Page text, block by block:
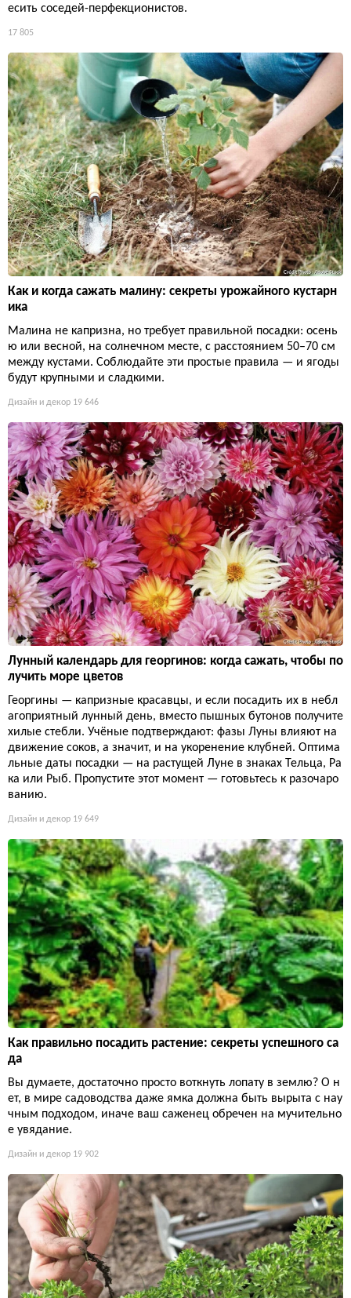
есить соседей-перфекционистов.
17 805
Как и когда сажать малину: секреты урожайного кустарн
ика
Малина не капризна, но требует правильной посадки: осень
ю или весной, на солнечном месте, с расстоянием 50–70 см
между кустами. Соблюдайте эти простые правила — и ягоды
будут крупными и сладкими.
Дизайн и декор 19 646
Лунный календарь для георгинов: когда сажать, чтобы по
лучить море цветов
Георгины — капризные красавцы, и если посадить их в небл
агоприятный лунный день, вместо пышных бутонов получите
хилые стебли. Учёные подтверждают: фазы Луны влияют на
движение соков, а значит, и на укоренение клубней. Оптима
льные даты посадки — на растущей Луне в знаках Тельца, Ра
ка или Рыб. Пропустите этот момент — готовьтесь к разочаро
ванию.
Дизайн и декор 19 649
Как правильно посадить растение: секреты успешного са
да
Вы думаете, достаточно просто воткнуть лопату в землю? О н
ет, в мире садоводства даже ямка должна быть вырыта с нау
чным подходом, иначе ваш саженец обречен на мучительно
е увядание.
Дизайн и декор 19 902